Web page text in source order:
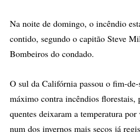
Na noite de domingo, o incêndio
contido, segundo o capitão Steve
Bombeiros do condado.
O sul da Califórnia passou o fim-de-
máximo contra incêndios florestais,
quentes deixaram a temperatura
num dos invernos mais secos já